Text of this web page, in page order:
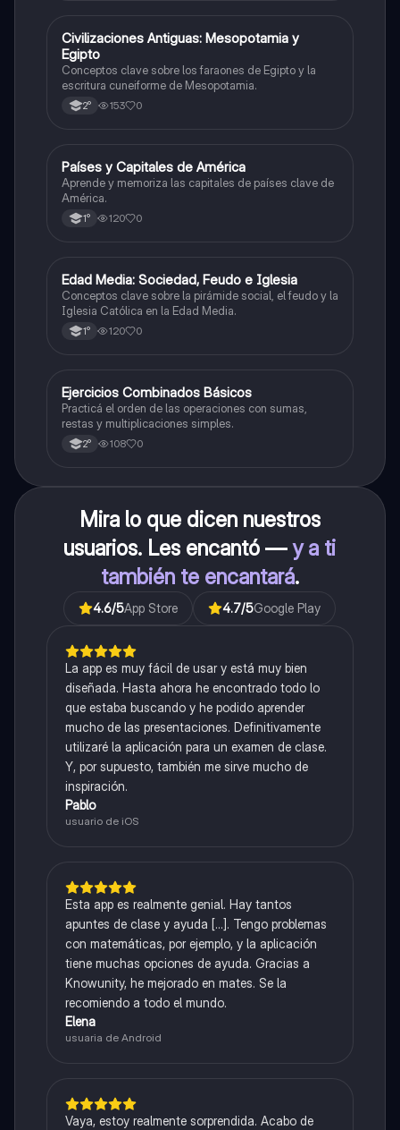
CHistoria
Civilizaciones Antiguas: Mesopotamia y
Egipto
Conceptos clave sobre los faraones de Egipto y la
escritura cuneiforme de Mesopotamia.
2° 153 0
PGeografía
Países y Capitales de América
Aprende y memoriza las capitales de países clave de
América.
1° 120 0
EHistoria
Edad Media: Sociedad, Feudo e Iglesia
Conceptos clave sobre la pirámide social, el feudo y la
Iglesia Católica en la Edad Media.
1° 120 0
EMatemáticas
Ejercicios Combinados Básicos
Practicá el orden de las operaciones con sumas,
restas y multiplicaciones simples.
2° 108 0
Mira lo que dicen nuestros
usuarios. Les encantó —y a ti
también te encantará.
4.6/5App Store 4.7/5Google Play
La app es muy fácil de usar y está muy bien
diseñada. Hasta ahora he encontrado todo lo
que estaba buscando y he podido aprender
mucho de las presentaciones. Definitivamente
utilizaré la aplicación para un examen de clase.
Y, por supuesto, también me sirve mucho de
inspiración.
Pablo
usuario de iOS
Esta app es realmente genial. Hay tantos
apuntes de clase y ayuda [...]. Tengo problemas
con matemáticas, por ejemplo, y la aplicación
tiene muchas opciones de ayuda. Gracias a
Knowunity, he mejorado en mates. Se la
recomiendo a todo el mundo.
Elena
usuaria de Android
Vaya, estoy realmente sorprendida. Acabo de